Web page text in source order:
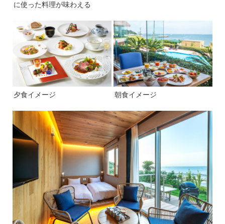
に使った料理が味わえる
夕食イメージ 朝食イメージ